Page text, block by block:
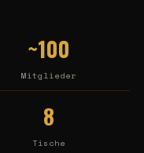
~100
Mitglieder
8
Tische